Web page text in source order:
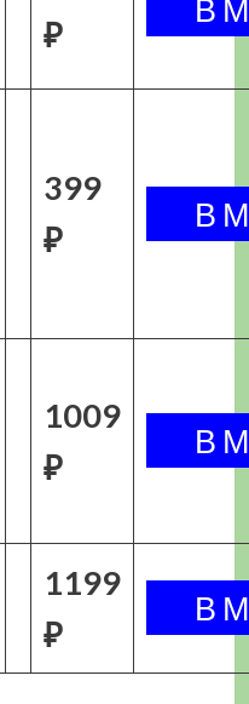
₽
399
₽
1009
₽
1199
₽